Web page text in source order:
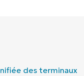
des terminaux